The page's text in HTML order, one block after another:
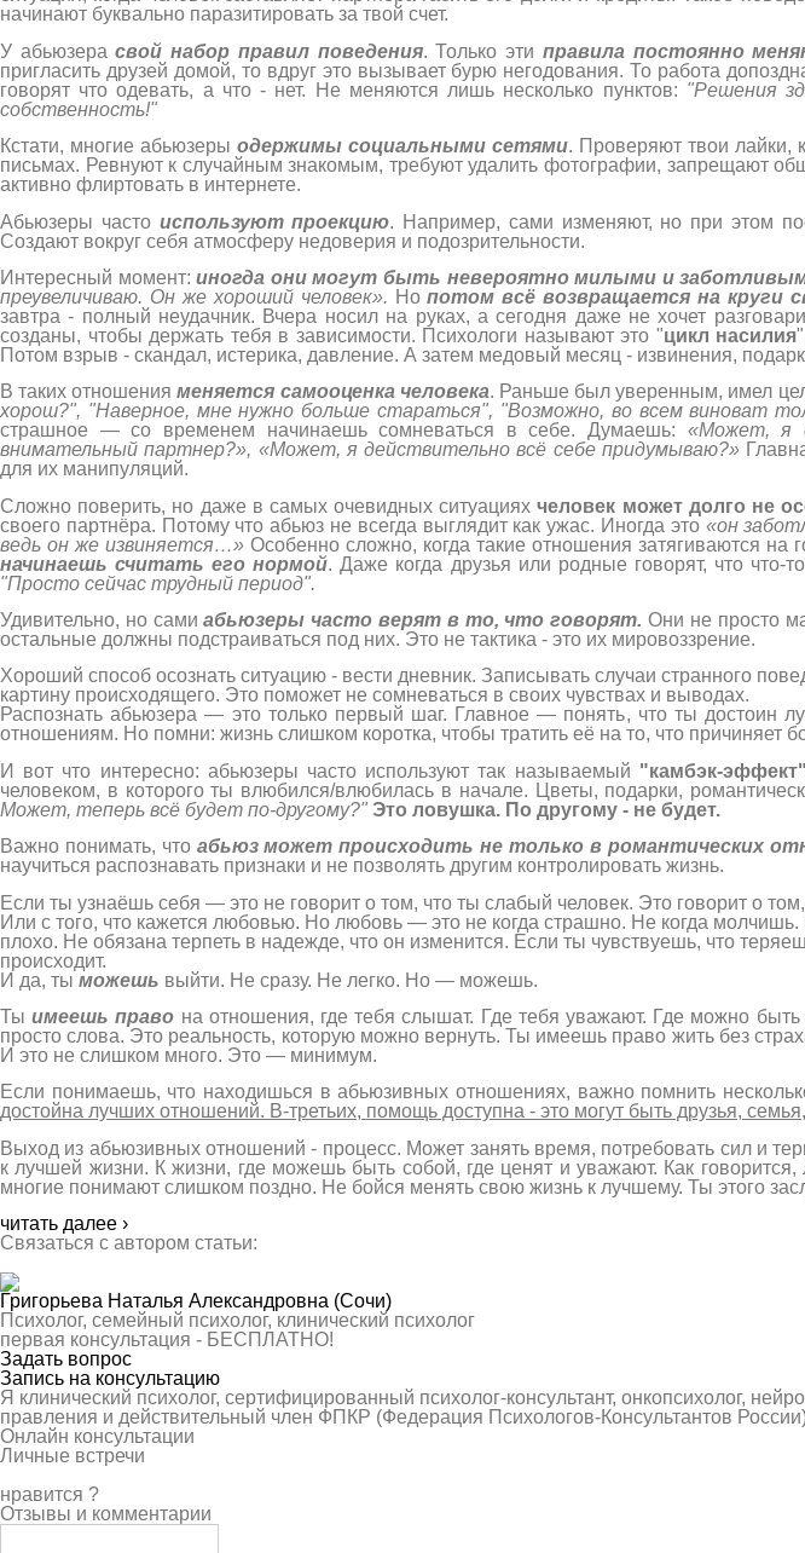
начинают буквально паразитировать за твой счет.
У абьюзерасвой набор правил поведения. Только эти правила постоянно
пригласить друзей домой, то вдруг это вызывает бурю негодования. То работа
говорят что одевать, а что - нет. Не меняются лишь несколько пунктов: "Решения
собственность!"
Кстати, многие абьюзеры одержимы социальными сетями. Проверяют твои лайки,
письмах. Ревнуют к случайным знакомым, требуют удалить фотографии, запрещают
активно флиртовать в интернете.
Абьюзеры часто используют проекцию. Например, сами изменяют, но при этом
Создают вокруг себя атмосферу недоверия и подозрительности.
Интересный момент:иногда они могут быть невероятно милыми и
преувеличиваю. Он же хороший человек». Нопотом всё возвращается на круги
завтра - полный неудачник. Вчера носил на руках, а сегодня даже не хочет
созданы, чтобы держать тебя в зависимости. Психологи называют это "цикл насилия
Потом взрыв - скандал, истерика, давление. А затем медовый месяц - извинения,
В таких отношенияменяется самооценка человека. Раньше был уверенным, имел
хорош?", "Наверное, мне нужно больше стараться", "Возможно, во всем виноват
страшное — со временем начинаешь сомневаться в себе. Думаешь: «Может, я
внимательный партнер?», «Может, я действительно всё себе придумываю?»
для их манипуляций.
Сложно поверить, но даже в самых очевидных ситуацияхчеловек может долго не
своего партнёра. Потому что абьюз не всегда выглядит как ужас. Иногда это «он
ведь он же извиняется…» Особенно сложно, когда такие отношения затягиваются на
начинаешь считать его нормой. Даже когда друзья или родные говорят, что что-
"Просто сейчас трудный период".
Удивительно, но самиабьюзеры часто верят в то, что говорят. Они не просто
остальные должны подстраиваться под них. Это не тактика - это их мировоззрение.
Хороший способ осознать ситуацию - вести дневник. Записывать случаи странного
картину происходящего. Это поможет не сомневаться в своих чувствах и выводах.
Распознать абьюзера — это только первый шаг. Главное — понять, что ты достоин
отношениям. Но помни: жизнь слишком коротка, чтобы тратить её на то, что причиняет
И вот что интересно: абьюзеры часто используют так называемый "камбэк-эффект"
человеком, в которого ты влюбился/влюбилась в начале. Цветы, подарки,
Может, теперь всё будет по-другому?" Это ловушка. По другому - не будет.
Важно понимать, что абьюз может происходить не только в романтических
научиться распознавать признаки и не позволять другим контролировать жизнь.
Если ты узнаёшь себя — это не говорит о том, что ты слабый человек. Это говорит о
Или с того, что кажется любовью. Но любовь — это не когда страшно. Не когда
плохо. Не обязана терпеть в надежде, что он изменится. Если ты чувствуешь, что
происходит.
И да, ты можешь выйти. Не сразу. Не легко. Но — можешь.
Тыимеешь право на отношения, где тебя слышат. Где тебя уважают. Где можно
просто слова. Это реальность, которую можно вернуть. Ты имеешь право жить без
И это не слишком много. Это — минимум.
Если понимаешь, что находишься в абьюзивных отношениях, важно помнить
достойна лучших отношений. В-третьих, помощь доступна - это могут быть друзья,
Выход из абьюзивных отношений - процесс. Может занять время, потребовать сил и
к лучшей жизни. К жизни, где можешь быть собой, где ценят и уважают. Как
многие понимают слишком поздно. Не бойся менять свою жизнь к лучшему. Ты этого
читать далее ›
Связаться с автором статьи:
Григорьева Наталья Александровна (Сочи)
Психолог, семейный психолог, клинический психолог
первая консультация - БЕСПЛАТНО!
Задать вопрос
Запись на консультацию
Я клинический психолог, сертифицированный психолог-консультант, онкопсихолог,
правления и действительный член ФПКР (Федерация Психологов-Консультантов
Онлайн консультации
Личные встречи
нравится ?
Отзывы и комментарии